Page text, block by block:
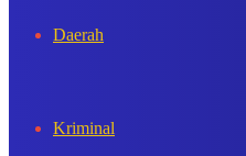
Daerah
Kriminal